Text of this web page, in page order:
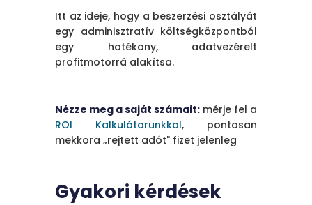
Itt az ideje, hogy a beszerzési osztályát
egy adminisztratív költségközpontból
egy hatékony, adatvezérelt
profitmotorrá alakítsa.
Nézze meg a saját számait: mérje fel a
ROI Kalkulátorunkkal, pontosan
mekkora „rejtett adót" fizet jelenleg
Gyakori kérdések